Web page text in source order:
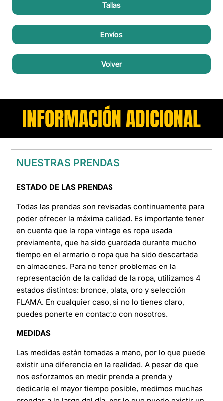
Tallas
Envíos
Volver
INFORMACIÓN ADICIONAL
NUESTRAS PRENDAS
ESTADO DE LAS PRENDAS
Todas las prendas son revisadas continuamente para
poder ofrecer la máxima calidad. Es importante tener
en cuenta que la ropa vintage es ropa usada
previamente, que ha sido guardada durante mucho
tiempo en el armario o ropa que ha sido descartada
en almacenes. Para no tener problemas en la
representación de la calidad de la ropa, utilizamos 4
estados distintos: bronce, plata, oro y selección
FLAMA. En cualquier caso, si no lo tienes claro,
puedes ponerte en contacto con nosotros.
MEDIDAS
Las medidas están tomadas a mano, por lo que puede
existir una diferencia en la realidad. A pesar de que
nos esforzamos en medir prenda a prenda y
dedicarle el mayor tiempo posible, medimos muchas